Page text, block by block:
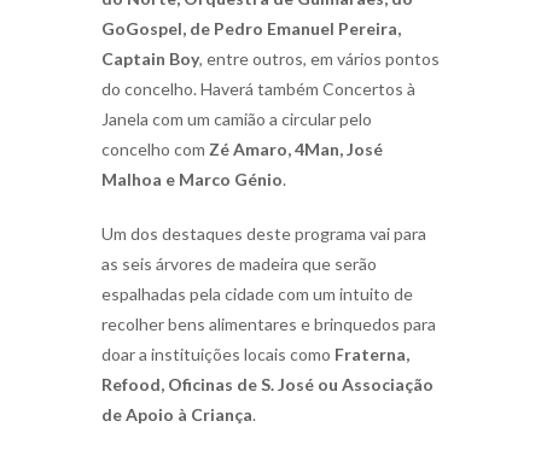
GoGospel, de Pedro Emanuel Pereira,
Captain Boy, entre outros, em vários pontos
do concelho. Haverá também Concertos à
Janela com um camião a circular pelo
concelho com Zé Amaro, 4Man, José
Malhoa e Marco Génio.
Um dos destaques deste programa vai para
as seis árvores de madeira que serão
espalhadas pela cidade com um intuito de
recolher bens alimentares e brinquedos para
doar a instituições locais como Fraterna,
Refood, Oficinas de S. José ou Associação
de Apoio à Criança.